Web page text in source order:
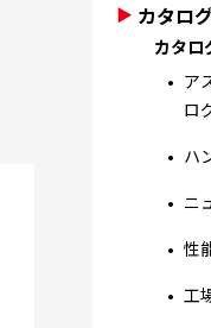
カタロ
カタロ
ア
ロ
ハ
ニ
性
工